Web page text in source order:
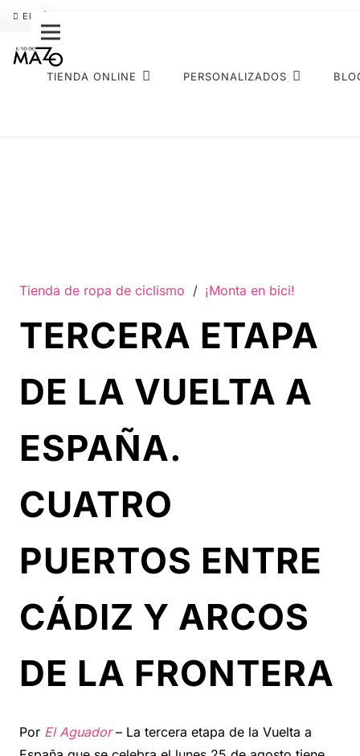
ENVÍO GRATIS
TIENDA ONLINE PERSONALIZADOS
Tienda de ropa de ciclismo / ¡Monta en bici!
TERCERA ETAPA
DE LA VUELTA A
ESPAÑA.
CUATRO
PUERTOS ENTRE
CÁDIZ Y ARCOS
DE LA FRONTERA
Por El Aguador – La tercera etapa de la Vuelta a